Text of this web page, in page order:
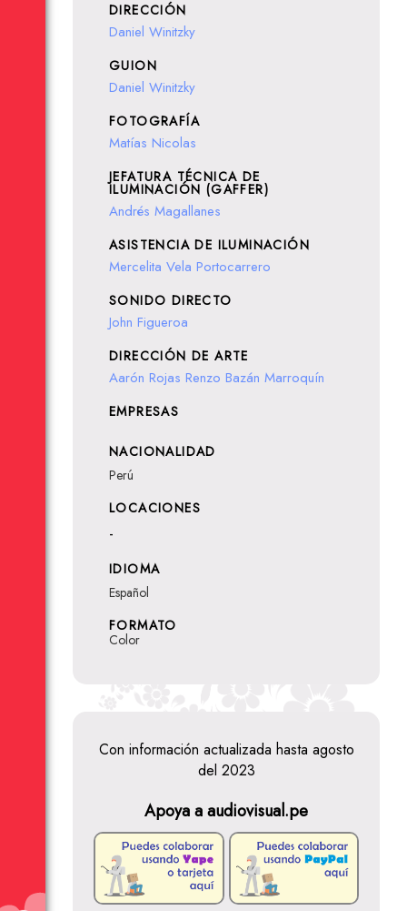
DIRECCIÓN
Daniel Winitzky
GUION
Daniel Winitzky
FOTOGRAFÍA
Matías Nicolas
JEFATURA TÉCNICA DE
ILUMINACIÓN (GAFFER)
Andrés Magallanes
ASISTENCIA DE ILUMINACIÓN
Mercelita Vela Portocarrero
SONIDO DIRECTO
John Figueroa
DIRECCIÓN DE ARTE
Aarón Rojas Renzo Bazán Marroquín
EMPRESAS
NACIONALIDAD
Perú
LOCACIONES
-
IDIOMA
Español
FORMATO
Color
Con información actualizada hasta agosto
del 2023
Apoya a audiovisual.pe